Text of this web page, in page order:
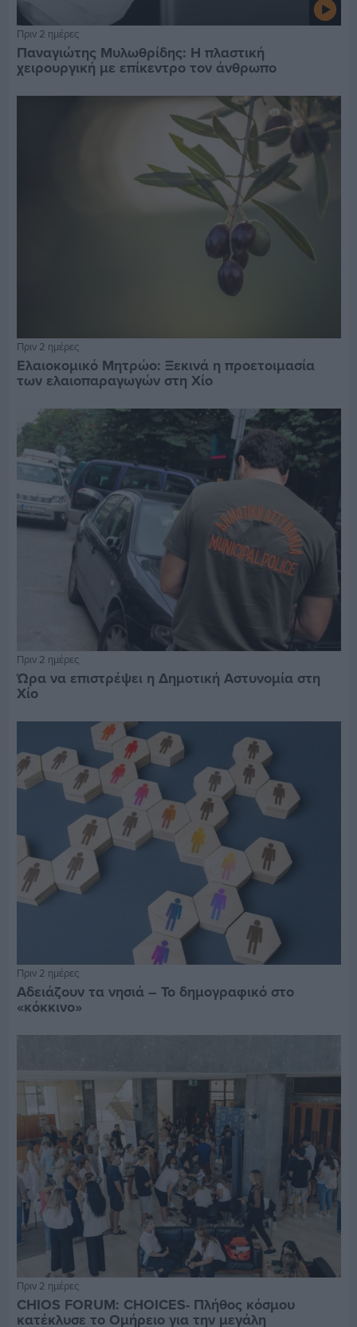
Πριν 2 ημέρες
Παναγιώτης Μυλωθρίδης: Η πλαστική
χειρουργική με επίκεντρο τον άνθρωπο
Πριν 2 ημέρες
Ελαιοκομικό Μητρώο: Ξεκινά η προετοιμασία
των ελαιοπαραγωγών στη Χίο
Πριν 2 ημέρες
Ώρα να επιστρέψει η Δημοτική Αστυνομία στη
Χίο
Πριν 2 ημέρες
Αδειάζουν τα νησιά – Το δημογραφικό στο
«κόκκινο»
Πριν 2 ημέρες
CHIOS FORUM: CHOICES- Πλήθος κόσμου
κατέκλυσε το Ομήρειο για την μεγάλη